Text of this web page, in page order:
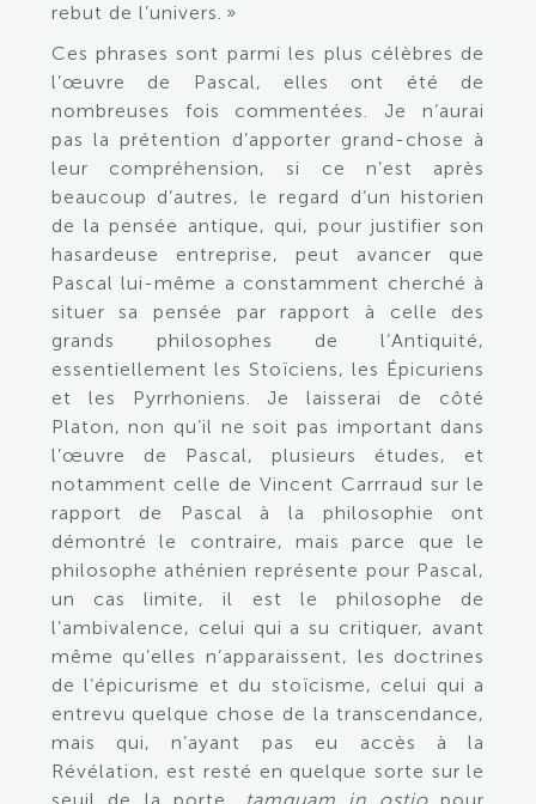
rebut de l’univers. »
Ces phrases sont parmi les plus célèbres de
l’œuvre de Pascal, elles ont été de
nombreuses fois commentées. Je n’aurai
pas la prétention d’apporter grand-chose à
leur compréhension, si ce n’est après
beaucoup d’autres, le regard d’un historien
de la pensée antique, qui, pour justifier son
hasardeuse entreprise, peut avancer que
Pascal lui-même a constamment cherché à
situer sa pensée par rapport à celle des
grands philosophes de l’Antiquité,
essentiellement les Stoïciens, les Épicuriens
et les Pyrrhoniens. Je laisserai de côté
Platon, non qu’il ne soit pas important dans
l’œuvre de Pascal, plusieurs études, et
notamment celle de Vincent Carrraud sur le
rapport de Pascal à la philosophie ont
démontré le contraire, mais parce que le
philosophe athénien représente pour Pascal,
un cas limite, il est le philosophe de
l’ambivalence, celui qui a su critiquer, avant
même qu’elles n’apparaissent, les doctrines
de l’épicurisme et du stoïcisme, celui qui a
entrevu quelque chose de la transcendance,
mais qui, n’ayant pas eu accès à la
Révélation, est resté en quelque sorte sur le